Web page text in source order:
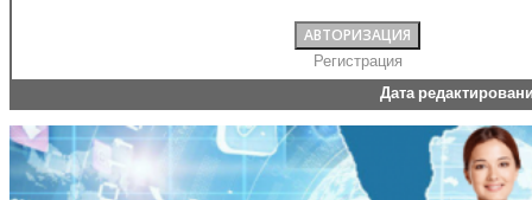
Регистрация
Дата